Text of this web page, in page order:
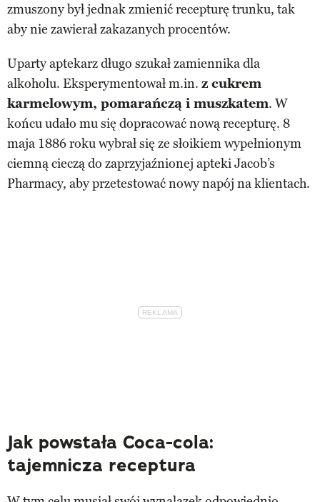
zmuszony był jednak zmienić recepturę trunku, tak
aby nie zawierał zakazanych procentów.
Uparty aptekarz długo szukał zamiennika dla
alkoholu. Eksperymentował m.in. z cukrem
karmelowym, pomarańczą i muszkatem. W
końcu udało mu się dopracować nową recepturę. 8
maja 1886 roku wybrał się ze słoikiem wypełnionym
ciemną cieczą do zaprzyjaźnionej apteki Jacob’s
Pharmacy, aby przetestować nowy napój na klientach.
Jak powstała Coca-cola:
tajemnicza receptura